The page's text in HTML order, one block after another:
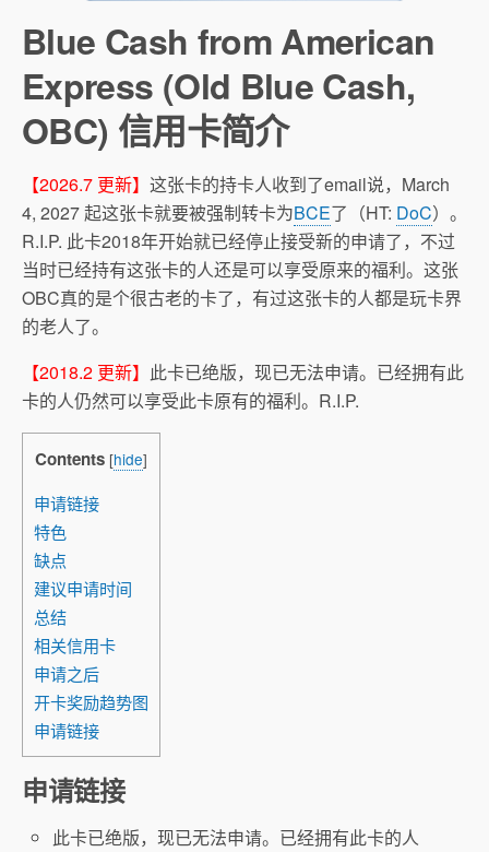
Blue Cash from American
Express (Old Blue Cash,
OBC) 信用卡简介
【2026.7 更新】 这张卡的持卡人收到了email说，March
4, 2027 起这张卡就要被强制转卡为BCE了（HT: DoC）。
R.I.P. 此卡2018年开始就已经停止接受新的申请了，不过
当时已经持有这张卡的人还是可以享受原来的福利。这张
OBC真的是个很古老的卡了，有过这张卡的人都是玩卡界
的老人了。
【2018.2 更新】 此卡已绝版，现已无法申请。已经拥有此
卡的人仍然可以享受此卡原有的福利。R.I.P.
Contents [hide]
申请链接
特色
缺点
建议申请时间
总结
相关信用卡
申请之后
开卡奖励趋势图
申请链接
申请链接
此卡已绝版，现已无法申请。已经拥有此卡的人